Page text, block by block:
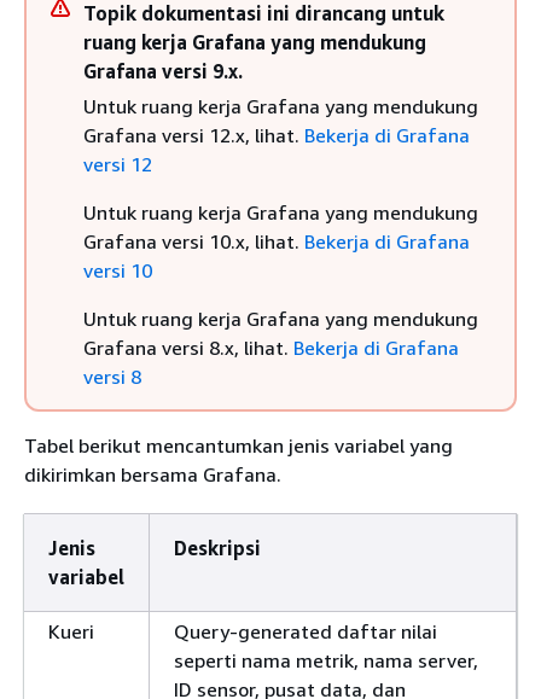
Topik dokumentasi ini dirancang untuk
ruang kerja Grafana yang mendukung
Grafana versi 9.x.
Untuk ruang kerja Grafana yang mendukung
Grafana versi 12.x, lihat. Bekerja di Grafana
versi 12
Untuk ruang kerja Grafana yang mendukung
Grafana versi 10.x, lihat. Bekerja di Grafana
versi 10
Untuk ruang kerja Grafana yang mendukung
Grafana versi 8.x, lihat. Bekerja di Grafana
versi 8
Tabel berikut mencantumkan jenis variabel yang
dikirimkan bersama Grafana.
Jenis
variabel
Deskripsi
Kueri
Query-generated daftar nilai
seperti nama metrik, nama server,
ID sensor, pusat data, dan